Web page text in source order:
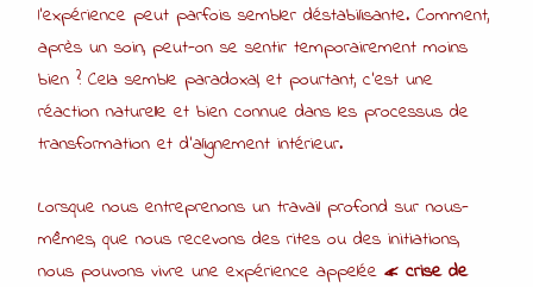
l’expérience peut parfois sembler déstabilisante. Comment,
après un soin, peut-on se sentir temporairement moins
bien ? Cela semble paradoxal, et pourtant, c’est une
réaction naturelle et bien connue dans les processus de
transformation et d’alignement intérieur.
Lorsque nous entreprenons un travail profond sur nous-
mêmes, que nous recevons des rites ou des initiations,
nous pouvons vivre une expérience appelée« crise de